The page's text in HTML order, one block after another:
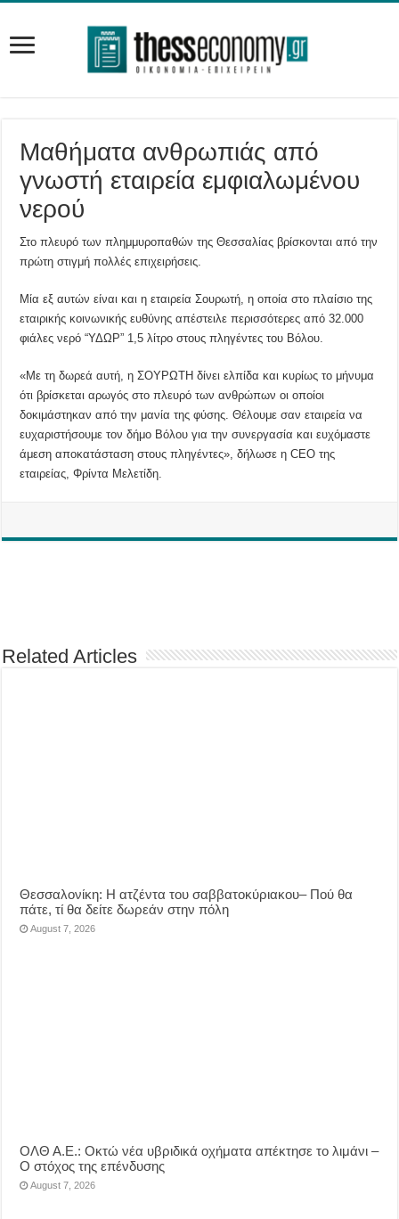
Μαθήματα ανθρωπιάς από
γνωστή εταιρεία εμφιαλωμένου
νερού
Στο πλευρό των πλημμυροπαθών της Θεσσαλίας βρίσκονται από την
πρώτη στιγμή πολλές επιχειρήσεις.
Μία εξ αυτών είναι και η εταιρεία Σουρωτή, η οποία στο πλαίσιο της
εταιρικής κοινωνικής ευθύνης απέστειλε περισσότερες από 32.000
φιάλες νερό “ΥΔΩΡ” 1,5 λίτρο στους πληγέντες του Βόλου.
«Με τη δωρεά αυτή, η ΣΟΥΡΩΤΗ δίνει ελπίδα και κυρίως το μήνυμα
ότι βρίσκεται αρωγός στο πλευρό των ανθρώπων οι οποίοι
δοκιμάστηκαν από την μανία της φύσης. Θέλουμε σαν εταιρεία να
ευχαριστήσουμε τον δήμο Βόλου για την συνεργασία και ευχόμαστε
άμεση αποκατάσταση στους πληγέντες», δήλωσε η CEO της
εταιρείας, Φρίντα Μελετίδη.
Related Articles
Θεσσαλονίκη: Η ατζέντα του σαββατοκύριακου– Πού θα
πάτε, τί θα δείτε δωρεάν στην πόλη
August 7, 2026
ΟΛΘ Α.Ε.: Οκτώ νέα υβριδικά οχήματα απέκτησε το λιμάνι –
Ο στόχος της επένδυσης
August 7, 2026